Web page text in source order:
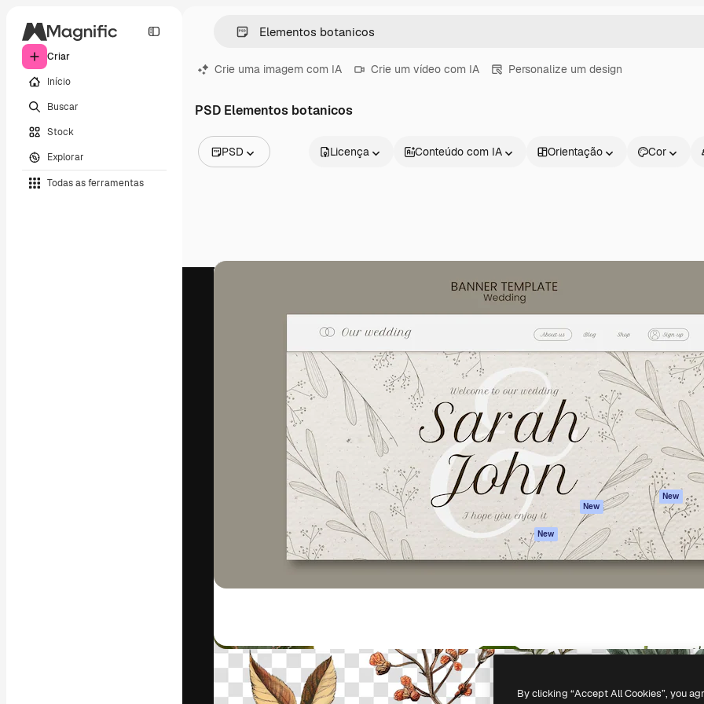
Criar
Início
Buscar
Stock
Explorar
Todas as ferramentas
Crie uma imagem com IA Crie um vídeo com IA Personalize um design
PSD Elementos botanicos
PSD
Vídeos
Licença Conteúdo com IA Orientação Cor
A plataforma criativa para você direcionar
seu melhor trabalho. Mais de 1 milhão de
assinantes entre criativos, empresas,
agências e estúdios.
Português
Produtos
Spaces
Assistente de IA
Gerador de
imagens
Gerador de vídeos
Texto para voz
Conteúdo de stock
MCP para
Claude/ChatGPT
New
Agentes New
API
App móvel
Todas as
Começar
Academy
Documentação
Atendimento
Termos e
condições
Política de
privacidade
Originais New
Política de cookies
Central de
confiabilidade
Afiliados
Empresas
Copyright © 2010-2026Freepik Company S.L.U.Todos os direitos reservados.
By clicking “Accept All Cookies”, you